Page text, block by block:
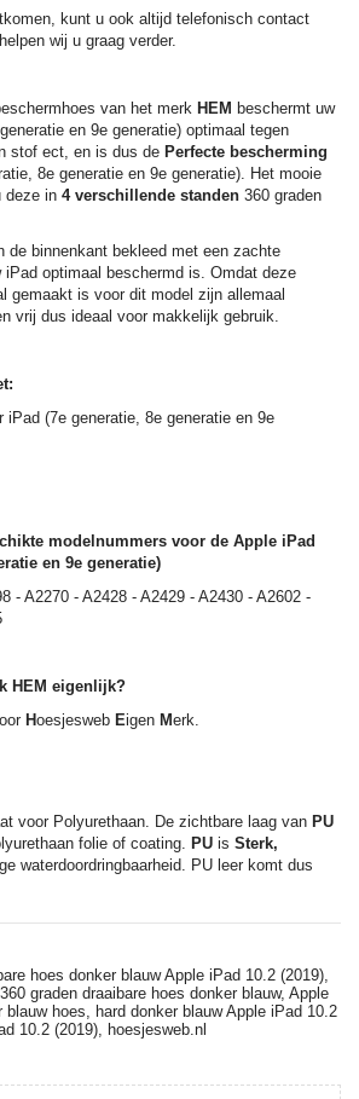
kunt u ook altijd telefonisch contact
wij u graag verder.
van het merk HEM beschermt uw
en 9e generatie) optimaal tegen
stof ect, en is dus de Perfecte bescherming
8e generatie en 9e generatie). Het mooie
deze in 4 verschillende standen 360 graden
de binnenkant bekleed met een zachte
iPad optimaal beschermd is. Omdat deze
gemaakt is voor dit model zijn allemaal
vrij dus ideaal voor makkelijk gebruik.
iPad (7e generatie, 8e generatie en 9e
modelnummers voor de Apple iPad
en 9e generatie)
- A2270 - A2428 - A2429 - A2430 - A2602 -
HEM eigenlijk?
Hoesjesweb Eigen Merk.
voor Polyurethaan. De zichtbare laag van PU
folie of coating. PU is Sterk,
waterdoordringbaarheid. PU leer komt dus
hoes donker blauw Apple iPad 10.2 (2019),
graden draaibare hoes donker blauw, Apple
blauw hoes, hard donker blauw Apple iPad 10.2
10.2 (2019), hoesjesweb.nl